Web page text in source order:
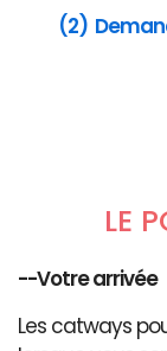
(2)
LE
--Votre arrivée
Les catways